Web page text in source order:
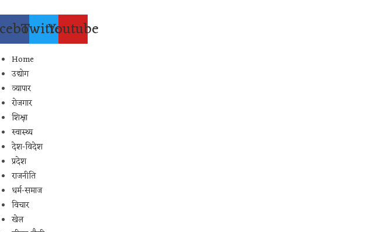
contentTwitterYoutube
Home
उद्योग
व्यापार
रोजगार
शिक्षा
स्वास्थ्य
देश-विदेश
प्रदेश
राजनीति
धर्म-समाज
विचार
खेल